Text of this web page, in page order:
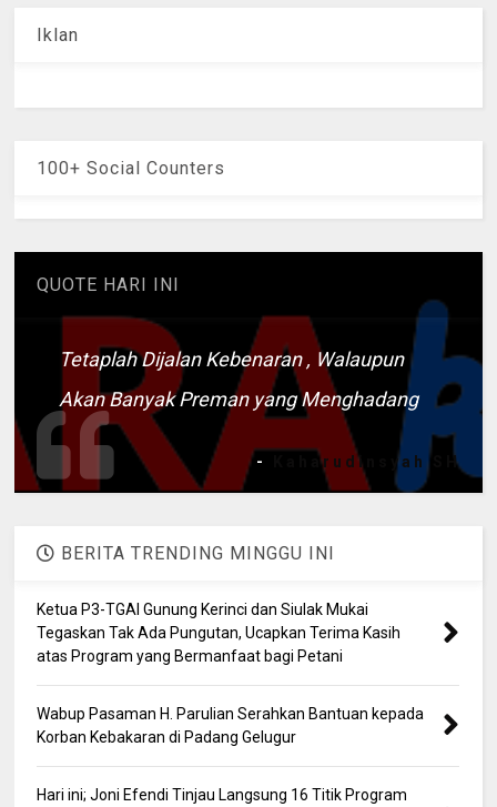
Iklan
100+ Social Counters
QUOTE HARI INI
Tetaplah Dijalan Kebenaran , Walaupun
Akan Banyak Preman yang Menghadang
- Kaharudinsyah SH
BERITA TRENDING MINGGU INI
Ketua P3-TGAI Gunung Kerinci dan Siulak Mukai
Tegaskan Tak Ada Pungutan, Ucapkan Terima Kasih
atas Program yang Bermanfaat bagi Petani
Wabup Pasaman H. Parulian Serahkan Bantuan kepada
Korban Kebakaran di Padang Gelugur
Hari ini; Joni Efendi Tinjau Langsung 16 Titik Program